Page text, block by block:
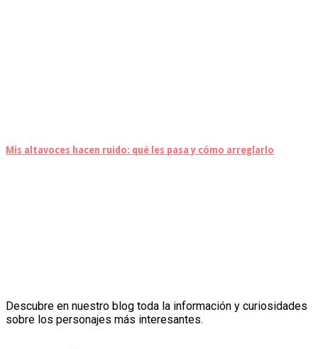
Mis altavoces hacen ruido: qué les pasa y cómo arreglarlo
Descubre en nuestro blog toda la información y curiosidades
sobre los personajes más interesantes.